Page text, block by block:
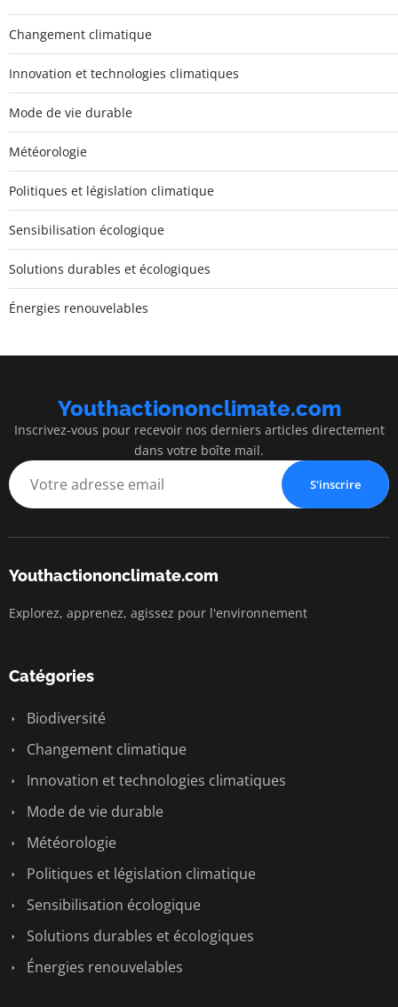
Changement climatique
Innovation et technologies climatiques
Mode de vie durable
Météorologie
Politiques et législation climatique
Sensibilisation écologique
Solutions durables et écologiques
Énergies renouvelables
Youthactiononclimate.com
Inscrivez-vous pour recevoir nos derniers articles directement
dans votre boîte mail.
S'inscrire
Youthactiononclimate.com
Explorez, apprenez, agissez pour l'environnement
Catégories
Biodiversité
Changement climatique
Innovation et technologies climatiques
Mode de vie durable
Météorologie
Politiques et législation climatique
Sensibilisation écologique
Solutions durables et écologiques
Énergies renouvelables